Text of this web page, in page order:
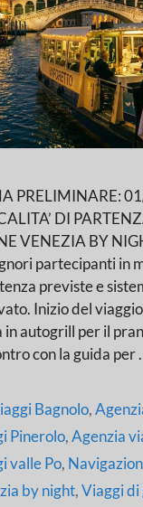
PRELIMINARE:
DI
VENEZIA BY
partecipanti in
previste e
Inizio del
in autogrill per il
con la guida per
Bagnolo,
Pinerolo,Agenzia
valle Po,
by night,Viaggi di